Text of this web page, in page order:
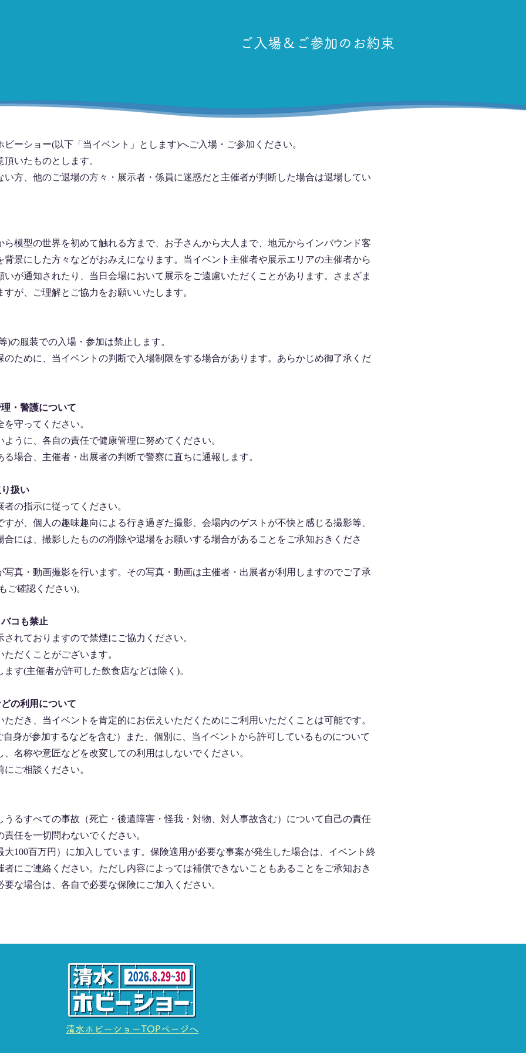
ご入場＆ご参加のお約束
ーショー(以下「当イベント」とします)へご入場・ご参加ください。
いたものとします。
い方、他のご退場の方々・展示者・係員に迷惑だと主催者が判断した場合は退場してい
ら模型の世界を初めて触れる方まで、お子さんから大人まで、地元からインバウンド客
景にした方々などがおみえになります。当イベント主催者や展示エリアの主催者から
が通知されたり、当日会場において展示をご遠慮いただくことがあります。さまざま
が、ご理解とご協力をお願いいたします。
)の服装での入場・参加は禁止します。
のために、当イベントの判断で入場制限をする場合があります。あらかじめ御了承くだ
・警護について
守ってください。
うに、各自の責任で健康管理に努めてください。
場合、主催者・出展者の判断で警察に直ちに通報します。
扱い
の指示に従ってください。
が、個人の趣味趣向による行き過ぎた撮影、会場内のゲストが不快と感じる撮影等、
には、撮影したものの削除や退場をお願いする場合があることをご承知おきくださ
写真・動画撮影を行います。その写真・動画は主催者・出展者が利用しますのでご了承
ご確認ください)。
コも禁止
れておりますので禁煙にご協力ください。
だくことがございます。
す(主催者が許可した飲食店などは除く)。
の利用について
だき、当イベントを肯定的にお伝えいただくためにご利用いただくことは可能です。
自身が参加するなどを含む）また、個別に、当イベントから許可しているものについて
名称や意匠などを改変しての利用はしないでください。
ご相談ください。
うるすべての事故（死亡・後遺障害・怪我・対物、対人事故含む）について自己の責任
任を一切問わないでください。
100百万円）に加入しています。保険適用が必要な事案が発生した場合は、イベント終
にご連絡ください。ただし内容によっては補償できないこともあることをご承知おき
な場合は、各自で必要な保険にご加入ください。
清水ホビーショーTOPページへ